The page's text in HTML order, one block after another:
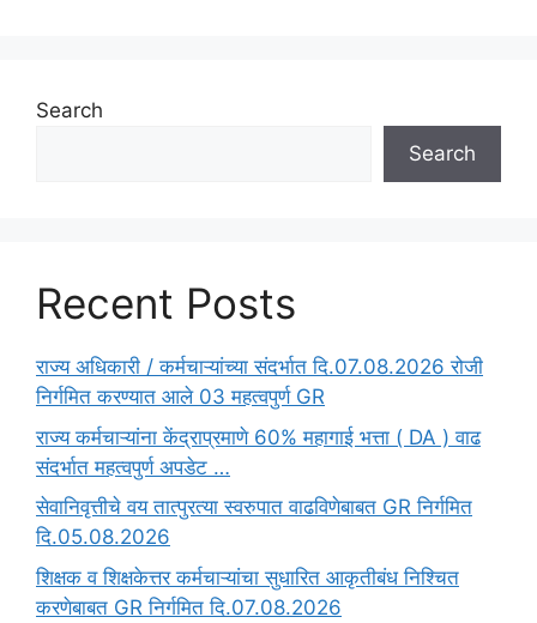
Search
Search
Recent Posts
राज्य अधिकारी / कर्मचाऱ्यांच्या संदर्भात दि.07.08.2026 रोजी
निर्गमित करण्यात आले 03 महत्वपुर्ण GR
राज्य कर्मचाऱ्यांना केंद्राप्रमाणे 60% महागाई भत्ता ( DA ) वाढ
संदर्भात महत्वपुर्ण अपडेट …
सेवानिवृत्तीचे वय तात्पुरत्या स्वरुपात वाढविणेबाबत GR निर्गमित
दि.05.08.2026
‍शिक्षक व शिक्षकेत्तर कर्मचाऱ्यांचा सुधारित आकृतीबंध निश्चित
करणेबाबत GR निर्गमित दि.07.08.2026